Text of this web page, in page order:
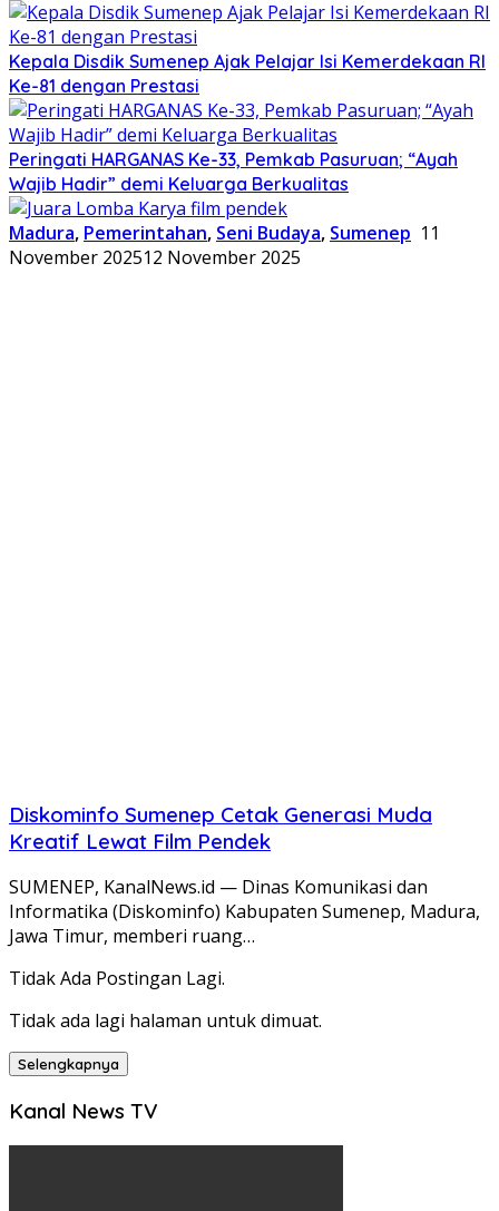
Kepala Disdik Sumenep Ajak Pelajar Isi Kemerdekaan RI
Ke-81 dengan Prestasi
Peringati HARGANAS Ke-33, Pemkab Pasuruan; “Ayah
Wajib Hadir” demi Keluarga Berkualitas
Madura, Pemerintahan, Seni Budaya, Sumenep 11
November 202512 November 2025
Diskominfo Sumenep Cetak Generasi Muda
Kreatif Lewat Film Pendek
SUMENEP, KanalNews.id — Dinas Komunikasi dan
Informatika (Diskominfo) Kabupaten Sumenep, Madura,
Jawa Timur, memberi ruang…
Tidak Ada Postingan Lagi.
Tidak ada lagi halaman untuk dimuat.
Selengkapnya
Kanal News TV